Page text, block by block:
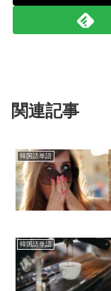
関連記事
韓国語単語
韓国語単語